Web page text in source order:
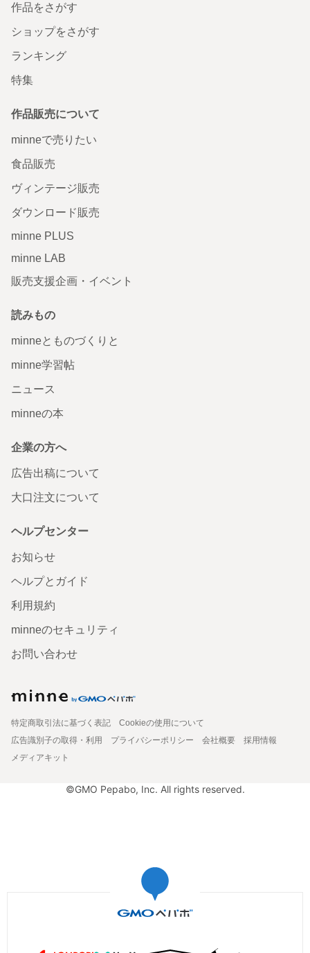
作品をさがす
ショップをさがす
ランキング
特集
作品販売について
minneで売りたい
食品販売
ヴィンテージ販売
ダウンロード販売
minne PLUS
minne LAB
販売支援企画・イベント
読みもの
minneとものづくりと
minne学習帖
ニュース
minneの本
企業の方へ
広告出稿について
大口注文について
ヘルプセンター
お知らせ
ヘルプとガイド
利用規約
minneのセキュリティ
お問い合わせ
特定商取引法に基づく表記
Cookieの使用について
広告識別子の取得・利用
プライバシーポリシー 会社概要
採用情報
メディアキット
©GMO Pepabo, Inc. All rights reserved.